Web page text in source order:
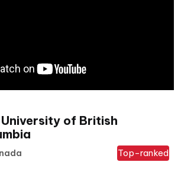
of British
Top-ranked